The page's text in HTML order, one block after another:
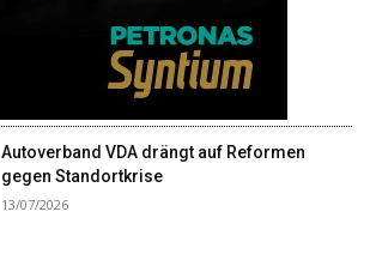
Autoverband VDA drängt auf Reformen
gegen Standortkrise
13/07/2026